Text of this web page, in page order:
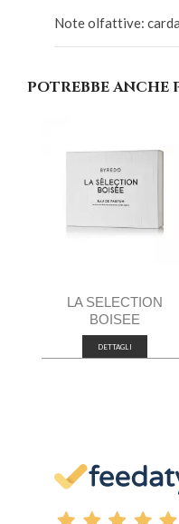
Note olfattive:
POTREBBE ANCHE
LA SELECTION
BOISEE
DETTAGLI